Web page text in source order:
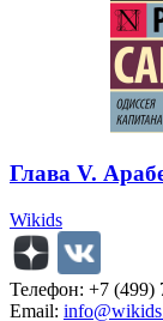
Глава V.
Wikids
Телефон: +7 (499)
Email: